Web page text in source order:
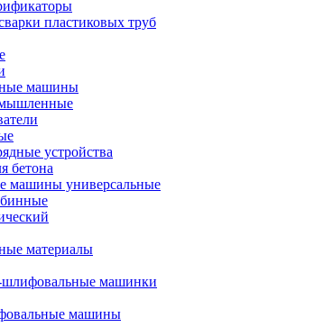
пластиковых труб
машины
устройства
бетона
машины универсальные
материалы
шлифовальные машинки
машины